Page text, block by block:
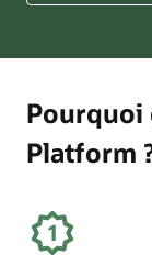
Pourquoi
Platform